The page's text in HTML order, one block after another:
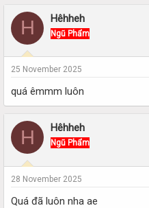
H Hêhheh
Ngũ Phẩm
25 November 2025
quá êmmm luôn
H Hêhheh
Ngũ Phẩm
28 November 2025
Quá đã luôn nha ae